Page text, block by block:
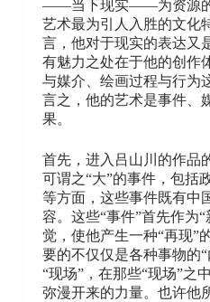
——当下现实——为资源的
艺术最为引人入胜的文化
言，他对于现实的表达又
有魅力之处在于他的创作
与媒介、绘画过程与行为
言之，他的艺术是事件、
果。
首先，进入吕山川的作品
可谓之“大”的事件，包括
等方面，这些事件既有中
容。这些“事件”首先作为
觉，使他产生一种“再现”
要的不仅仅是各种事物的
“现场”，在那些“现场”之
弥漫开来的力量。也许他